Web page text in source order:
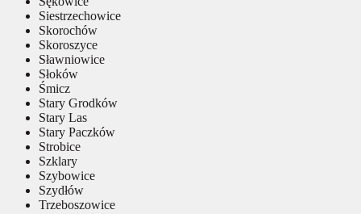
Siestrzechowice
Skorochów
Skoroszyce
Sławniowice
Słoków
Śmicz
Stary Grodków
Stary Las
Stary Paczków
Strobice
Szklary
Szybowice
Szydłów
Trzeboszowice